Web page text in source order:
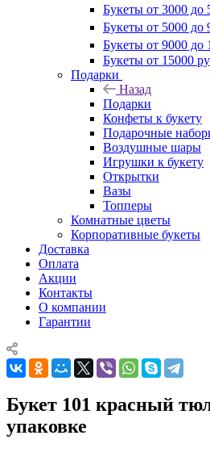
Букеты от 3000 до
Букеты от 5000 до
Букеты от 9000 до
Букеты от 15000
Подарки
Назад
Подарки
Конфеты к букету
Подарочные
Воздушные шары
Игрушки к букету
Открытки
Вазы
Топперы
Комнатные цветы
Корпоративные букеты
Доставка
Оплата
Акции
Контакты
О компании
Гарантии
Букет 101 красный
упаковке